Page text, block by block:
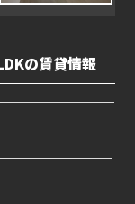
の賃貸情報